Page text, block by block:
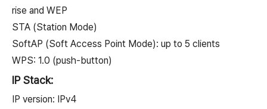
rise and WEP
STA (Station Mode)
SoftAP (Soft Access Point Mode): up to 5 clients
WPS: 1.0 (push-button)
IP Stack:
IP version: IPv4